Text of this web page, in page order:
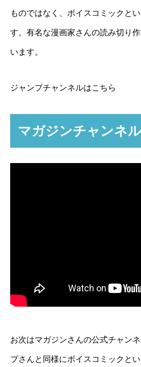
ものではなく、ボイスコミックと
す。有名な漫画家さんの読み切り
います。
ジャンプチャンネルはこちら
マガジンチャンネル
お次はマガジンさんの公式チャン
プさんと同様にボイスコミックと